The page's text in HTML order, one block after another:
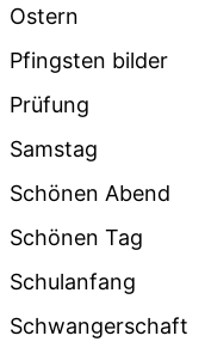
Ostern
Pfingsten bilder
Prüfung
Samstag
Schönen Abend
Schönen Tag
Schulanfang
Schwangerschaft